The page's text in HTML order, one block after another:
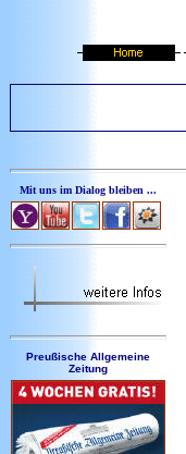
Mit uns im Dialog bleiben ...
Preußische Allgemeine
Zeitung